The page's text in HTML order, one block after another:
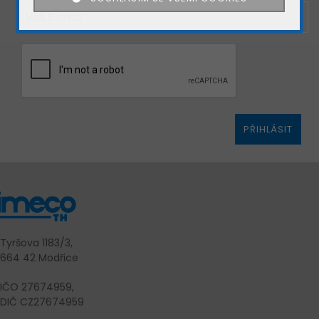
PŘIHLÁSIT
Tyršova 1183/3,
664 42 Modřice
IČO 27674959,
DIČ CZ27674959
REGISTROVAT
Děkujeme
za Vaš hlas.
ZAVŘÍT